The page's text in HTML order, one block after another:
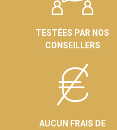
TESTÉES PAR NOS
CONSEILLERS
AUCUN FRAIS DE